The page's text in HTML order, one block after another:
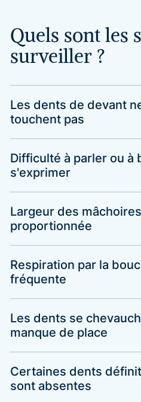
Quels sont les
surveiller ?
Les dents de devant
touchent pas
Difficulté à parler ou à
s'exprimer
Largeur des
proportionnée
Respiration par la
fréquente
Les dents se
manque de place
Certaines dents
sont absentes